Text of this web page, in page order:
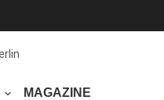
MAGAZINE